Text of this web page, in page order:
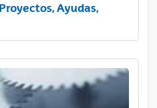
Ayudas,